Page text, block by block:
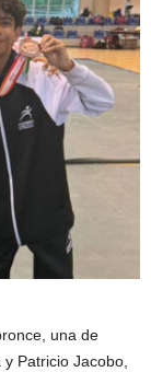
una de
Patricio Jacobo,